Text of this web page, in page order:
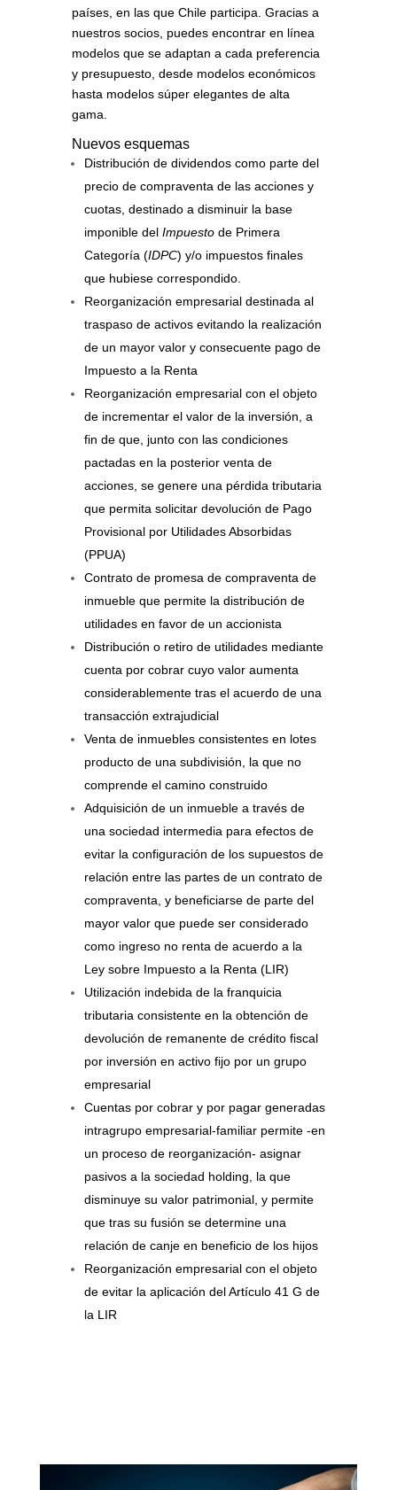
países, en las que Chile participa. Gracias a
nuestros socios, puedes encontrar en línea
modelos que se adaptan a cada preferencia
y presupuesto, desde modelos económicos
hasta modelos súper elegantes de alta
gama.
Nuevos esquemas
Distribución de dividendos como parte del
precio de compraventa de las acciones y
cuotas, destinado a disminuir la base
imponible del Impuestode Primera
Categoría (IDPC) y/o impuestos finales
que hubiese correspondido.
Reorganización empresarial destinada al
traspaso de activos evitando la realización
de un mayor valor y consecuente pago de
Impuesto a la Renta
Reorganización empresarial con el objeto
de incrementar el valor de la inversión, a
fin de que, junto con las condiciones
pactadas en la posterior venta de
acciones, se genere una pérdida tributaria
que permita solicitar devolución de Pago
Provisional por Utilidades Absorbidas
(PPUA)
Contrato de promesa de compraventa de
inmueble que permite la distribución de
utilidades en favor de un accionista
Distribución o retiro de utilidades mediante
cuenta por cobrar cuyo valor aumenta
considerablemente tras el acuerdo de una
transacción extrajudicial
Venta de inmuebles consistentes en lotes
producto de una subdivisión, la que no
comprende el camino construido
Adquisición de un inmueble a través de
una sociedad intermedia para efectos de
evitar la configuración de los supuestos de
relación entre las partes de un contrato de
compraventa, y beneficiarse de parte del
mayor valor que puede ser considerado
como ingreso no renta de acuerdo a la
Ley sobre Impuesto a la Renta (LIR)
Utilización indebida de la franquicia
tributaria consistente en la obtención de
devolución de remanente de crédito fiscal
por inversión en activo fijo por un grupo
empresarial
Cuentas por cobrar y por pagar generadas
intragrupo empresarial-familiar permite -en
un proceso de reorganización- asignar
pasivos a la sociedad holding, la que
disminuye su valor patrimonial, y permite
que tras su fusión se determine una
relación de canje en beneficio de los hijos
Reorganización empresarial con el objeto
de evitar la aplicación del Artículo 41 G de
la LIR